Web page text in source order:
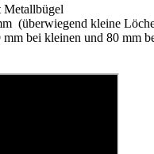
Metallbügel
(überwiegend kleine
bei kleinen und 80 mm